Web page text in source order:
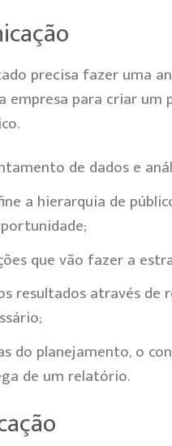
precisa fazer uma
empresa para criar
de dados e
a hierarquia de
que vão fazer a
resultados através de
do planejamento, o
de um relatório.